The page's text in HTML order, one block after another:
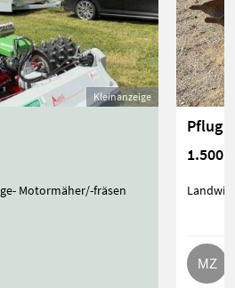
Kleinanzeige
Motormäher/-fräsen
Pflug
1.500 €